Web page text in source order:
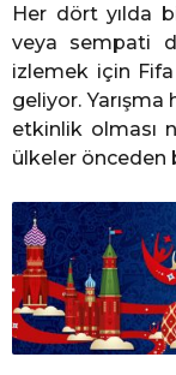
Her dört yılda
veya sempati
izlemek için Fifa
geliyor.
etkinlik olması
ülkeler